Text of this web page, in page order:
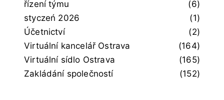
řízení týmu
(6)
styczeń 2026
(1)
Účetnictví
(2)
Virtuální kancelář Ostrava
(164)
Virtuální sídlo Ostrava
(165)
Zakládání společností
(152)